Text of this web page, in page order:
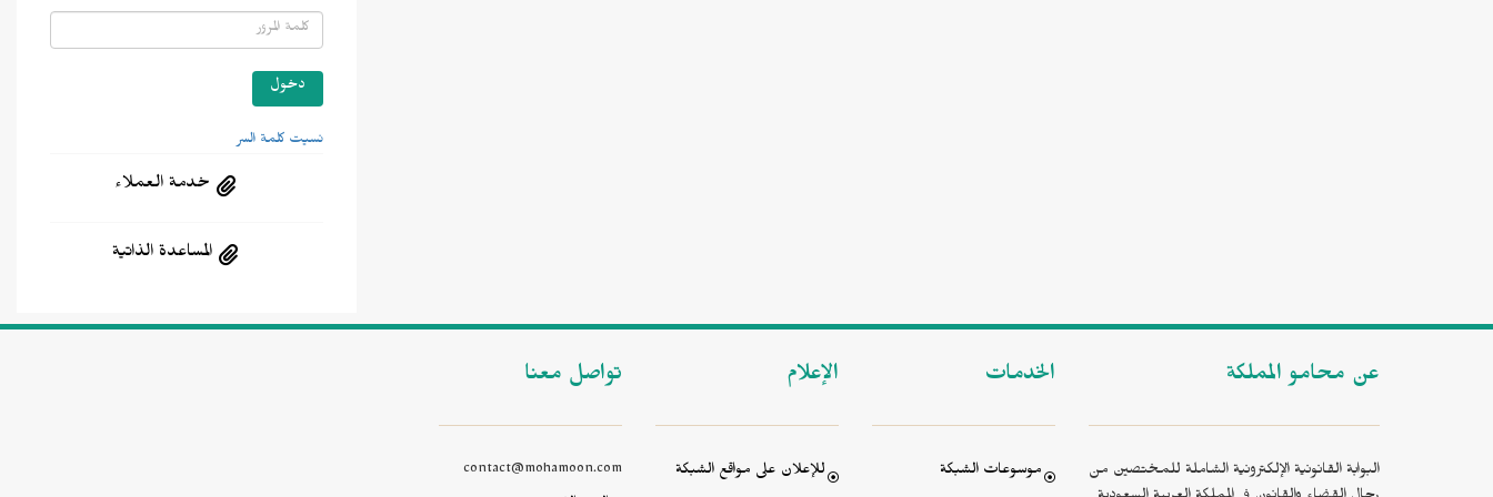
نسيت كلمة السر
خدمة العملاء
المساعدة الذاتية
عن محامو المملكة
البوابة القانونية الإلكترونية الشاملة للمختصين من
الخدمات
موسوعات الشبكة
الإعلام
للإعلان على مواقع الشبكة
تواصل معنا
contact@mohamoon.com